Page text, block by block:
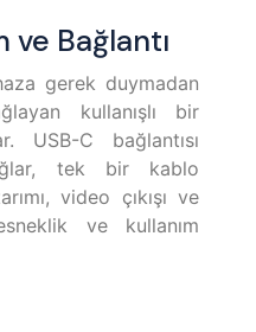
ve Bağlantı
gerek duymadan
kullanışlı bir
USB-C bağlantısı
tek bir kablo
video çıkışı ve
ve kullanım